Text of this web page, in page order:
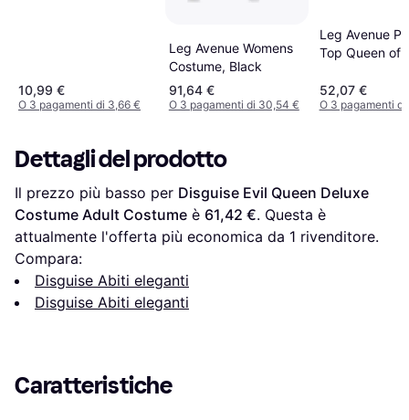
10,99 €
O 3 pagamenti di 3,66 €
Leg Avenue Womens
Costume, Black
91,64 €
O 3 pagamenti di 30,54 €
Leg Avenue
Top Queen of
52,07 €
O 3 pagamenti di
Dettagli del prodotto
Il prezzo più basso per Disguise Evil Queen Deluxe
Costume Adult Costume è 61,42 €. Questa è
attualmente l'offerta più economica da 1 rivenditore.
Compara:
Disguise Abiti eleganti
Disguise Abiti eleganti
Caratteristiche